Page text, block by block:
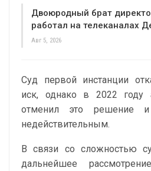
Двоюродный брат
работал на телеканалах
Авг 5, 2026
Суд первой инстанции
иск, однако в 2022 году
отменил это решение и
недействительным.
В связи со сложностью
дальнейшее